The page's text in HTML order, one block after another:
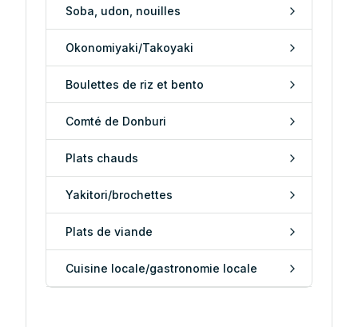
Soba, udon, nouilles
Okonomiyaki/Takoyaki
Boulettes de riz et bento
Comté de Donburi
Plats chauds
Yakitori/brochettes
Plats de viande
Cuisine locale/gastronomie locale